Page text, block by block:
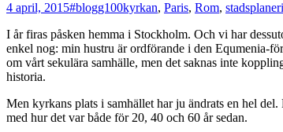
4 april, 2015#blogg100kyrkan, Paris, Rom,
I år firas påsken hemma i Stockholm. Och vi har
enkel nog: min hustru är ordförande i den Equmenia-
om vårt sekulära samhälle, men det saknas inte
historia.
Men kyrkans plats i samhället har ju ändrats en hel
med hur det var både för 20, 40 och 60 år sedan.